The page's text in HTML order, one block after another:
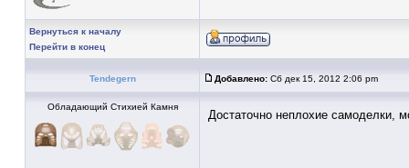
Вернуться к началу
Перейти в конец
Tendegern Добавлено: Сб дек 15, 2012 2:06 pm
Обладающий Стихией Камня
Достаточно неплохие самоделки,